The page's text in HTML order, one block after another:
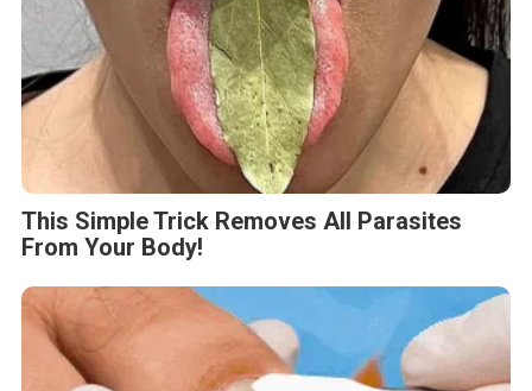
This Simple Trick Removes All Parasites
From Your Body!